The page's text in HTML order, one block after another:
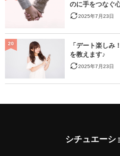
のに手をつなぐ
2025年7月23日
「デート楽しみ
を教えます♪
2025年7月23日
20
シチュエーシ